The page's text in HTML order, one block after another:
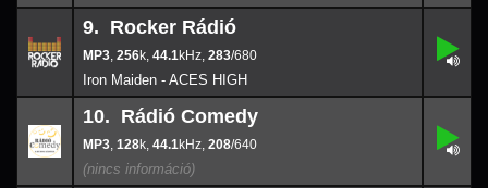
9.
9. Rocker Rádió
, 256k, 44.1 , 283/680
Iron Maiden - ACES HIGH
k
283/680
10.
10. Rádió Comedy
, 128k, 44.1 , 208/640
k
208/640